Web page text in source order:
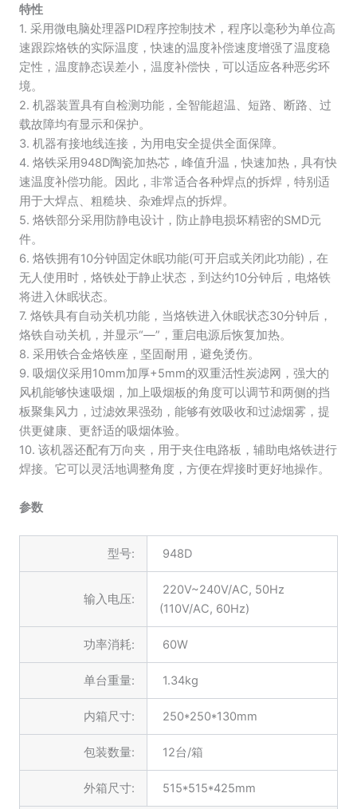
仪
拆
焊
台
带
万
向
夹
60W
大
功
率
数
量
特性
1. 采用微电脑处理器PID程序控制技术，程序以毫秒为单位高
速跟踪烙铁的实际温度，快速的温度补偿速度增强了温度稳
定性，温度静态误差小，温度补偿快，可以适应各种恶劣环
境。
2. 机器装置具有自检测功能，全智能超温、短路、断路、过
载故障均有显示和保护。
3. 机器有接地线连接，为用电安全提供全面保障。
4. 烙铁采用948D陶瓷加热芯，峰值升温，快速加热，具有快
速温度补偿功能。因此，非常适合各种焊点的拆焊，特别适
用于大焊点、粗糙块、杂难焊点的拆焊。
5. 烙铁部分采用防静电设计，防止静电损坏精密的SMD元
件。
6. 烙铁拥有10分钟固定休眠功能(可开启或关闭此功能)，在
无人使用时，烙铁处于静止状态，到达约10分钟后，电烙铁
将进入休眠状态。
7. 烙铁具有自动关机功能，当烙铁进入休眠状态30分钟后，
烙铁自动关机，并显示“—”，重启电源后恢复加热。
8. 采用铁合金烙铁座，坚固耐用，避免烫伤。
9. 吸烟仪采用10mm加厚+5mm的双重活性炭滤网，强大的
风机能够快速吸烟，加上吸烟板的角度可以调节和两侧的挡
板聚集风力，过滤效果强劲，能够有效吸收和过滤烟雾，提
供更健康、更舒适的吸烟体验。
10. 该机器还配有万向夹，用于夹住电路板，辅助电烙铁进行
焊接。它可以灵活地调整角度，方便在焊接时更好地操作。
参数
型号: 948D
输入电压:
220V~240V/AC, 50Hz
(110V/AC, 60Hz)
功率消耗: 60W
单台重量: 1.34kg
内箱尺寸: 250*250*130mm
包装数量: 12台/箱
外箱尺寸: 515*515*425mm